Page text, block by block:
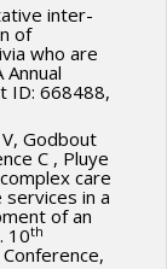
inter-
of
who are
Annual
ID: 668488,
Godbout
C , Pluye
care
in a
of an
10th